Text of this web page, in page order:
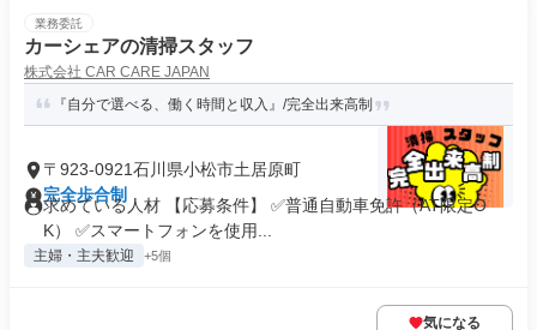
業務委託
カーシェアの清掃スタッフ
株式会社 CAR CARE JAPAN
『自分で選べる、働く時間と収入』/完全出来高制
〒923-0921石川県小松市土居原町
完全歩合制
求めている人材 【応募条件】 ✅普通自動車免許（AT限定O
K） ✅スマートフォンを使用...
主婦・主夫歓迎 +5個
気になる